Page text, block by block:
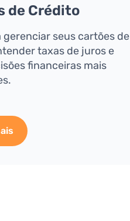
de Crédito
gerenciar seus cartões de
taxas de juros e
financeiras mais